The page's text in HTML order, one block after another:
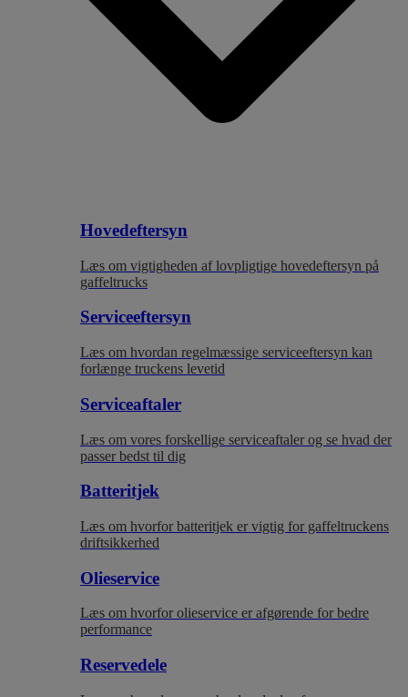
Hovedeftersyn
Læs om vigtigheden af lovpligtige hovedeftersyn på
gaffeltrucks
Serviceeftersyn
Læs om hvordan regelmæssige serviceeftersyn kan
forlænge truckens levetid
Serviceaftaler
Læs om vores forskellige serviceaftaler og se hvad der
passer bedst til dig
Batteritjek
Læs om hvorfor batteritjek er vigtig for gaffeltruckens
driftsikkerhed
Olieservice
Læs om hvorfor olieservice er afgørende for bedre
performance
Reservedele